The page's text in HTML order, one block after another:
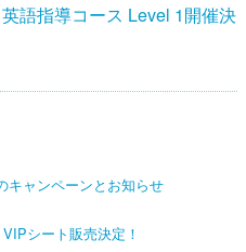
語指導コース Level 1開催決
キャンペーンとお知らせ
シート販売決定！